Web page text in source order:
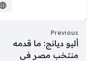
Previous
أليو ديانج: ما قدمه
منتخب مصر فى